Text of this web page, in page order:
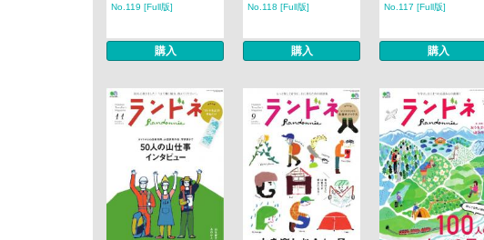
No.119 [Full版]
購入
No.118 [Full版]
購入
No.117 [Full版]
購入